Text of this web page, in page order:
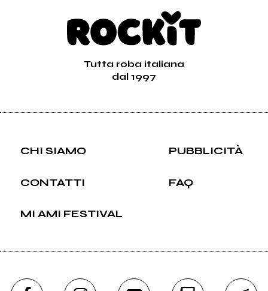
Tutta roba italiana
dal 1997
CHI SIAMO PUBBLICITÀ
CONTATTI FAQ
MI AMI FESTIVAL